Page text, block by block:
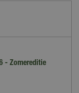
- Zomereditie